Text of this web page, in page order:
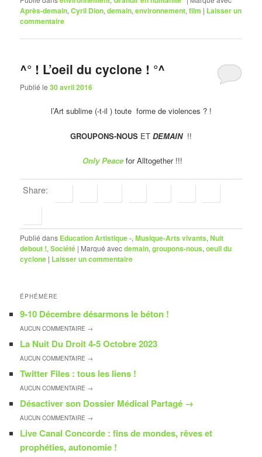
Après-demain,Cyril Dion,demain,environnement,film | Laisser un
commentaire
^° ! L’oeil du cyclone ! °^
Publié le30 avril 2016
l’Art sublime (-t-il ) toute forme de violences ? !
GROUPONS-NOUS ET DEMAIN!!
Only Peacefor Alltogether !!!
Share:
Publié dans Education Artistique -,Musique-Arts vivants,Nuit
debout !,Société | Marqué avecdemain,groupons-nous,oeuil du
cyclone | Laisser un commentaire
ÉPHÉMÈRE
9-10 Décembre désarmons le béton !
AUCUNCOMMENTAIRE →
La Nuit Du Droit 4-5 Octobre 2023
AUCUNCOMMENTAIRE →
Twitter Files : tous les liens !
AUCUNCOMMENTAIRE →
Désactiver son Dossier Médical Partagé →
AUCUNCOMMENTAIRE →
Live Canal Concorde : fins de mondes, rêves et
prophéties, autonomie !